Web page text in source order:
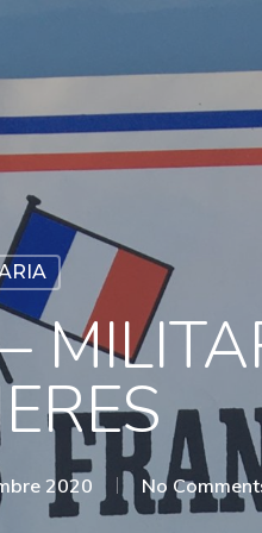
2020 No